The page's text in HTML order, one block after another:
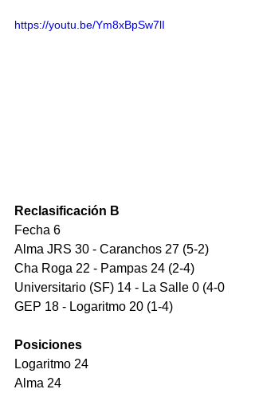
https://youtu.be/Ym8xBpSw7lI
Reclasificación B
Fecha 6
Alma JRS 30 - Caranchos 27 (5-2)
Cha Roga 22 - Pampas 24 (2-4)
Universitario (SF) 14 - La Salle 0 (4-0
GEP 18 - Logaritmo 20 (1-4)
Posiciones
Logaritmo 24
Alma 24